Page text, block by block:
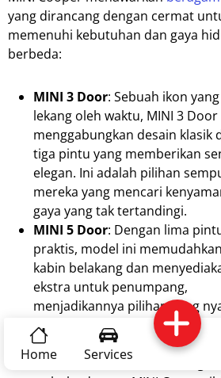
Services Promo
Complain Reservasi
Home Services
yang dirancang dengan cermat
memenuhi kebutuhan dan gaya
berbeda:
MINI 3 Door: Sebuah ikon
lekang oleh waktu, MINI 3 Door
menggabungkan desain klasik
tiga pintu yang memberikan
elegan. Ini adalah pilihan
mereka yang mencari
gaya yang tak tertandingi.
MINI 5 Door: Dengan lima
praktis, model ini
kabin belakang dan
ekstra untuk penumpang,
menjadikannya pilihan yang
fleksibel.
MINI Convertible (Cabrio):
kebebasan berkendara